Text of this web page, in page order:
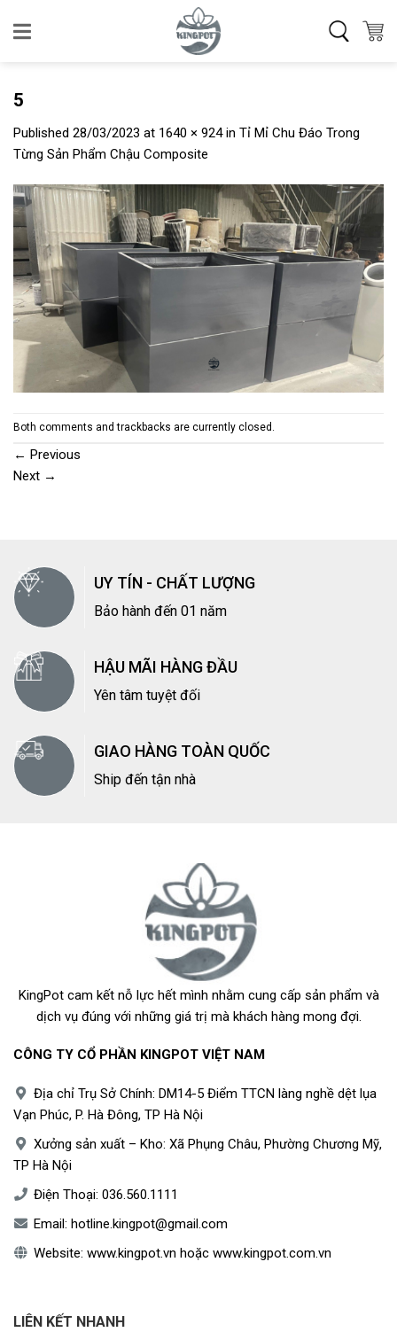
5
Published 28/03/2023 at 1640 × 924in Tỉ Mỉ Chu Đáo Trong
Từng Sản Phẩm Chậu Composite
Both comments and trackbacks are currently closed.
← Previous
Next →
UY TÍN - CHẤT LƯỢNG
Bảo hành đến 01 năm
HẬU MÃI HÀNG ĐẦU
Yên tâm tuyệt đối
GIAO HÀNG TOÀN QUỐC
Ship đến tận nhà
KingPot cam kết nỗ lực hết mình nhằm cung cấp sản phẩm và
dịch vụ đúng với những giá trị mà khách hàng mong đợi.
CÔNG TY CỔ PHẦN KINGPOT VIỆT NAM
Địa chỉ Trụ Sở Chính: DM14-5 Điểm TTCN làng nghề dệt lụa
Vạn Phúc, P. Hà Đông, TP Hà Nội
Xưởng sản xuất – Kho: Xã Phụng Châu, Phường Chương Mỹ,
TP Hà Nội
Điện Thoại: 036.560.1111
Email: hotline.kingpot@gmail.com
Website: www.kingpot.vn hoặc www.kingpot.com.vn
LIÊN KẾT NHANH